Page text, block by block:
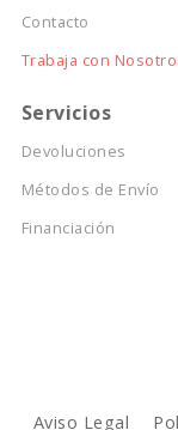
Contacto
Trabaja con
Servicios
Devoluciones
Métodos de Envío
Financiación
Aviso Legal